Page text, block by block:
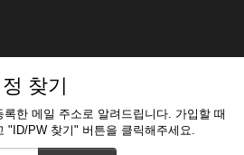
찾기
한 메일 주소로 알려드립니다. 가입할 때
"ID/PW 찾기" 버튼을 클릭해주세요.